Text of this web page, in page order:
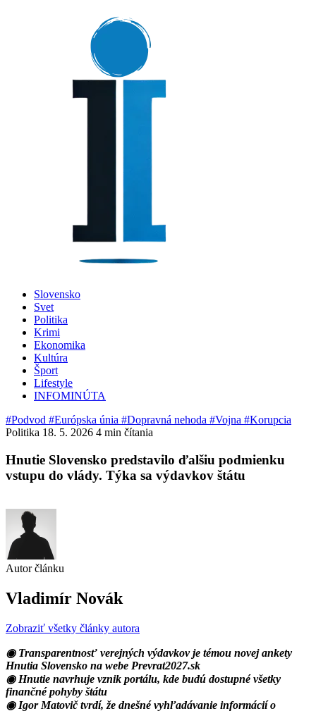
Slovensko
Svet
Politika
Krimi
Ekonomika
Kultúra
Šport
Lifestyle
INFOMINÚTA
#Podvod #Európska únia #Dopravná nehoda #Vojna #Korupcia
Politika 18. 5. 2026 4 min čítania
Hnutie Slovensko predstavilo ďalšiu podmienku
vstupu do vlády. Týka sa výdavkov štátu
Autor článku
Vladimír Novák
Zobraziť všetky články autora
◉ Transparentnosť verejných výdavkov je témou novej ankety
Hnutia Slovensko na webe Prevrat2027.sk
◉ Hnutie navrhuje vznik portálu, kde budú dostupné všetky
finančné pohyby štátu
◉ Igor Matovič tvrdí, že dnešné vyhľadávanie informácií o